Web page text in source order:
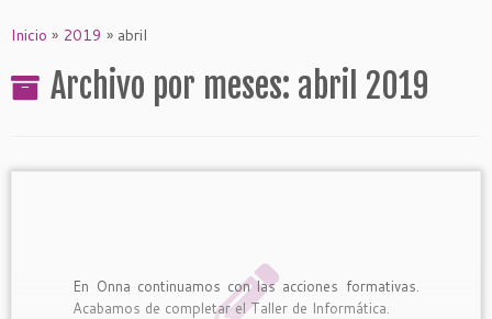
Inicio » 2019 » abril
Archivo por meses: abril 2019
En Onna continuamos con las acciones formativas.
Acabamos de completar el Taller de Informática.